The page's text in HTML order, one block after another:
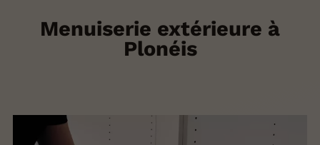
Menuiserie extérieure à
Plonéis